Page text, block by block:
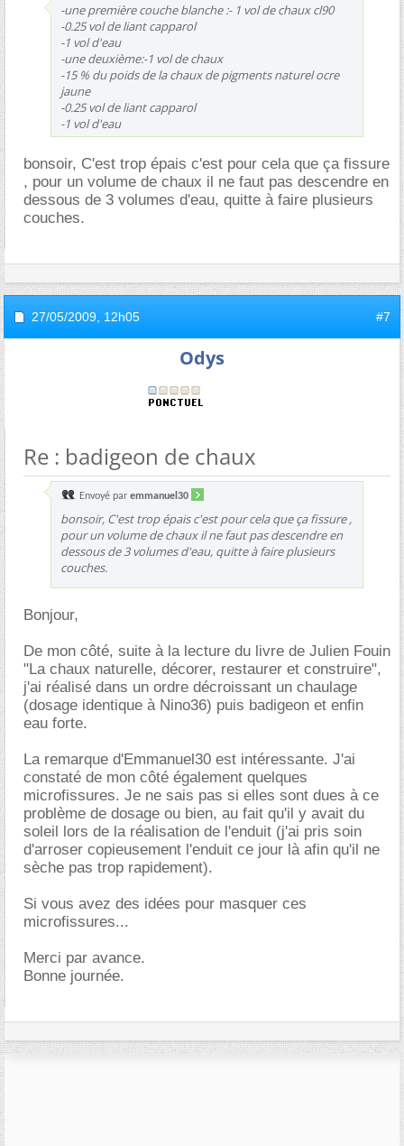
-une première couche blanche :- 1 vol de chaux cl90
-0.25 vol de liant capparol
-1 vol d'eau
-une deuxième:-1 vol de chaux
-15 % du poids de la chaux de pigments naturel ocre
jaune
-0.25 vol de liant capparol
-1 vol d'eau
bonsoir, C'est trop épais c'est pour cela que ça fissure
, pour un volume de chaux il ne faut pas descendre en
dessous de 3 volumes d'eau, quitte à faire plusieurs
couches.
27/05/2009, 12h05 #7
Odys
Re : badigeon de chaux
Envoyé par emmanuel30
bonsoir, C'est trop épais c'est pour cela que ça fissure ,
pour un volume de chaux il ne faut pas descendre en
dessous de 3 volumes d'eau, quitte à faire plusieurs
couches.
Bonjour,
De mon côté, suite à la lecture du livre de Julien Fouin
"La chaux naturelle, décorer, restaurer et construire",
j'ai réalisé dans un ordre décroissant un chaulage
(dosage identique à Nino36) puis badigeon et enfin
eau forte.
La remarque d'Emmanuel30 est intéressante. J'ai
constaté de mon côté également quelques
microfissures. Je ne sais pas si elles sont dues à ce
problème de dosage ou bien, au fait qu'il y avait du
soleil lors de la réalisation de l'enduit (j'ai pris soin
d'arroser copieusement l'enduit ce jour là afin qu'il ne
sèche pas trop rapidement).
Si vous avez des idées pour masquer ces
microfissures...
Merci par avance.
Bonne journée.